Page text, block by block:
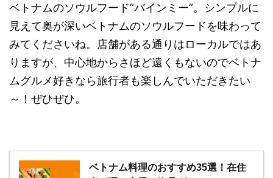
ベトナムのソウルフード”バインミー”。シンプルに
見えて奥が深いベトナムのソウルフードを味わって
みてくださいね。店舗がある通りはローカルではあ
りますが、中心地からさほど遠くもないのでベトナ
ムグルメ好きなら旅行者も楽しんでいただきたい
～！ぜひぜひ。
ベトナム料理のおすすめ35選！在住